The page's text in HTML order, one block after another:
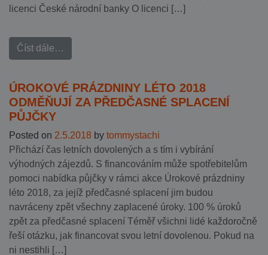
licenci České národní banky O licenci […]
Číst dále…
ÚROKOVÉ PRÁZDNINY LÉTO 2018
ODMĚŇUJÍ ZA PŘEDČASNÉ SPLACENÍ
PŮJČKY
Posted on 2.5.2018 by tommystachi
Přichází čas letních dovolených a s tím i vybírání
výhodných zájezdů. S financováním může spotřebitelům
pomoci nabídka půjčky v rámci akce Úrokové prázdniny
léto 2018, za jejíž předčasné splacení jim budou
navráceny zpět všechny zaplacené úroky. 100 % úroků
zpět za předčasné splacení Téměř všichni lidé každoročně
řeší otázku, jak financovat svou letní dovolenou. Pokud na
ni nestihli […]